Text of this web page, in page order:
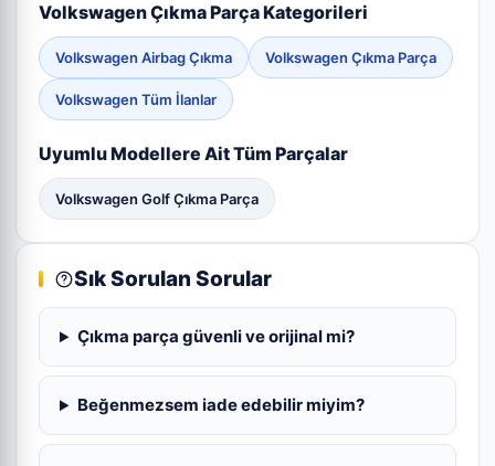
Volkswagen Çıkma Parça Kategorileri
Volkswagen Airbag Çıkma Volkswagen Çıkma Parça
Volkswagen Tüm İlanlar
Uyumlu Modellere Ait Tüm Parçalar
Volkswagen Golf Çıkma Parça
Sık Sorulan Sorular
Çıkma parça güvenli ve orijinal mi?
Beğenmezsem iade edebilir miyim?